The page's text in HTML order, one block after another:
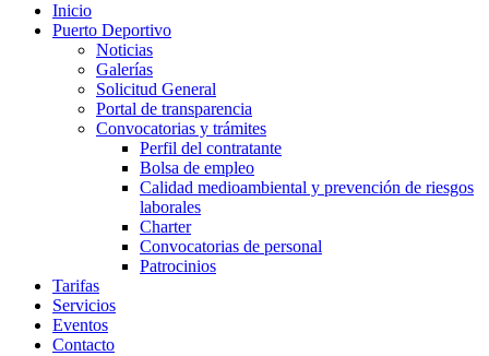
Inicio
Puerto Deportivo
Noticias
Galerías
Solicitud General
Portal de transparencia
Convocatorias y trámites
Perfil del contratante
Bolsa de empleo
Calidad medioambiental y prevención de riesgos
laborales
Charter
Convocatorias de personal
Patrocinios
Tarifas
Servicios
Eventos
Contacto